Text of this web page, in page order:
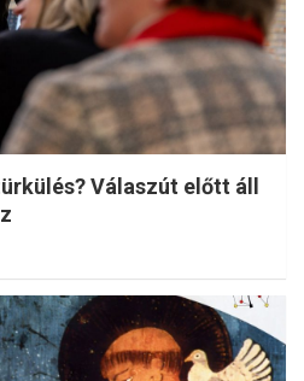
Válaszút előtt áll